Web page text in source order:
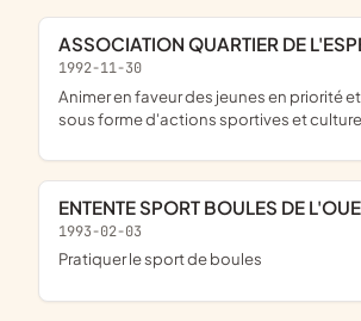
ASSOCIATION QUARTIER DE
1992-11-30
animer en faveur des jeunes en priorité et des adultes
sous forme d'actions sportives et
ENTENTE SPORT BOULES DE
1993-02-03
pratiquer le sport de boules